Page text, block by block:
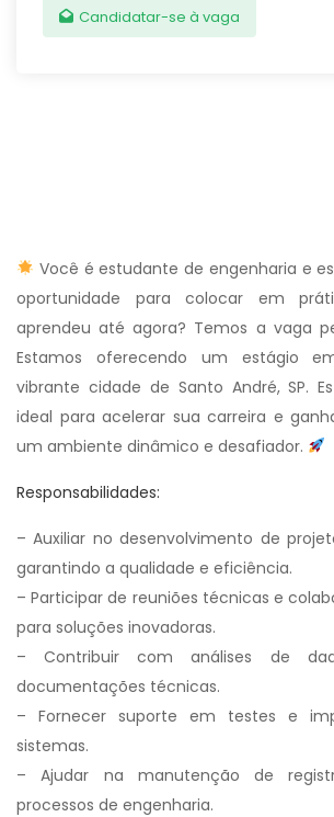
Candidatar-se à vaga
Você é estudante de engenharia e
oportunidade para colocar em
aprendeu até agora? Temos a vaga
Estamos oferecendo um estágio
vibrante cidade de Santo André, SP.
ideal para acelerar sua carreira e
um ambiente dinâmico e desafiador.
Responsabilidades:
– Auxiliar no desenvolvimento de
garantindo a qualidade e eficiência.
– Participar de reuniões técnicas e
para soluções inovadoras.
– Contribuir com análises de
documentações técnicas.
– Fornecer suporte em testes e
sistemas.
– Ajudar na manutenção de
processos de engenharia.